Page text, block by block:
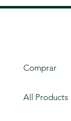
Comprar
All Products